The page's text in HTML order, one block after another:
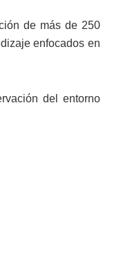
de más de 250
enfocados en
del entorno